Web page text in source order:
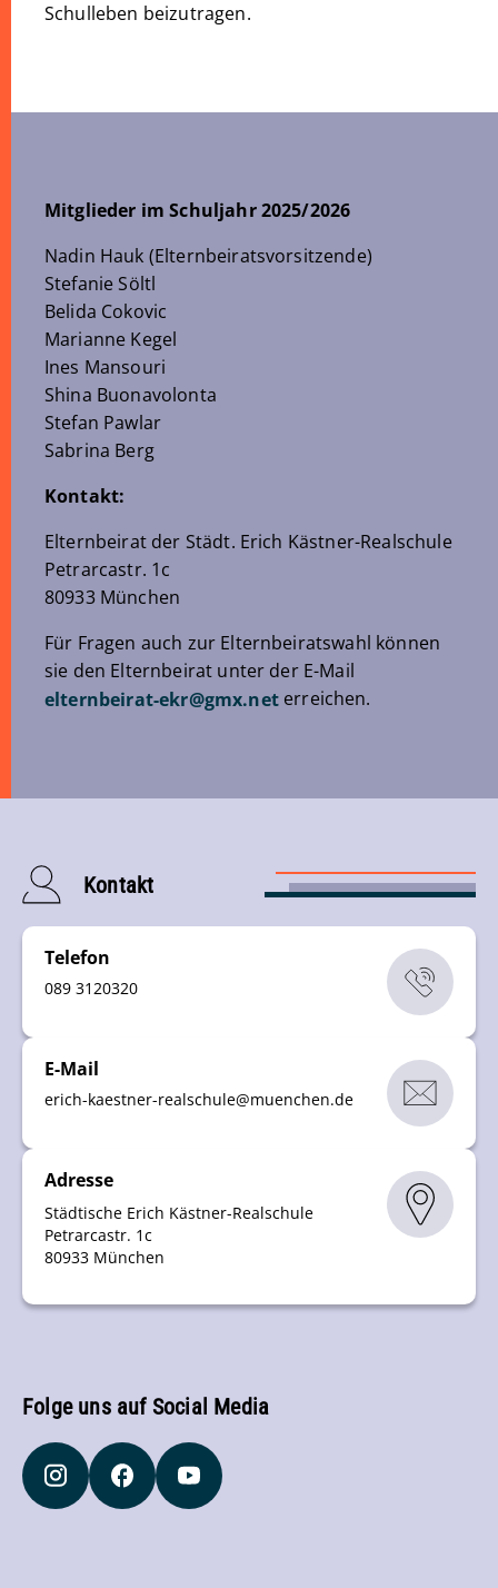
Schulleben beizutragen.
Mitglieder im Schuljahr 2025/2026
Nadin Hauk (Elternbeiratsvorsitzende)
Stefanie Söltl
Belida Cokovic
Marianne Kegel
Ines Mansouri
Shina Buonavolonta
Stefan Pawlar
Sabrina Berg
Kontakt:
Elternbeirat der Städt. Erich Kästner-Realschule
Petrarcastr. 1c
80933 München
Für Fragen auch zur Elternbeiratswahl können
sie den Elternbeirat unter der E-Mail
elternbeirat-ekr@gmx.neterreichen.
Kontakt
Telefon
089 3120320
E-Mail
erich-kaestner-realschule@muenchen.de
Adresse
Städtische Erich Kästner-Realschule
Petrarcastr. 1c
80933 München
Folge uns auf Social Media